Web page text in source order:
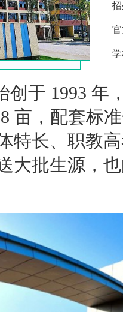
创于 1993 年
亩，配套标
特长、职教
大批生源，